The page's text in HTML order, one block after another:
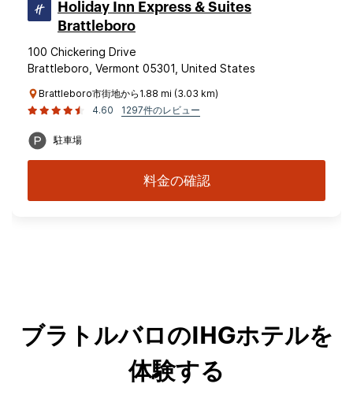
Holiday Inn Express & Suites
Brattleboro
100 Chickering Drive
Brattleboro, Vermont 05301, United States
Brattleboro市街地から1.88 mi (3.03 km)
4.60
1297件のレビュー
駐車場
料金の確認
ブラトルバロのIHGホテルを
体験する